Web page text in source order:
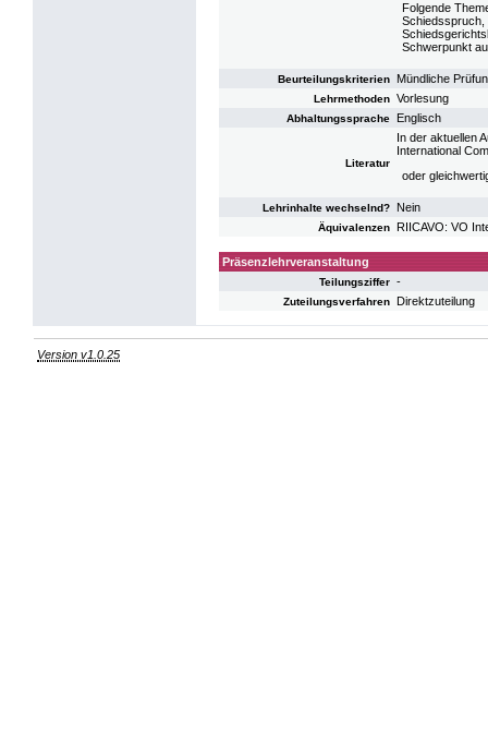
Folgende
Schiedsspruch,
Schwerpunkt
Beurteilungskriterien Mündliche
Lehrmethoden Vorlesung
Abhaltungssprache Englisch
Literatur
In der aktuellen
International
oder
Lehrinhalte wechselnd? Nein
Äquivalenzen RIICAVO: VO
Präsenzlehrveranstaltung
Teilungsziffer -
Zuteilungsverfahren Direktzuteilung
Version v1.0.25